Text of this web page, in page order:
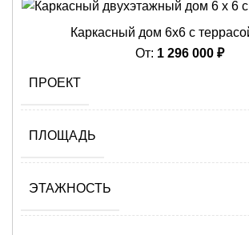
Каркасный дом 6х6 с
От: 1 296 000 ₽
ПРОЕКТ
ПЛОЩАДЬ
ЭТАЖНОСТЬ